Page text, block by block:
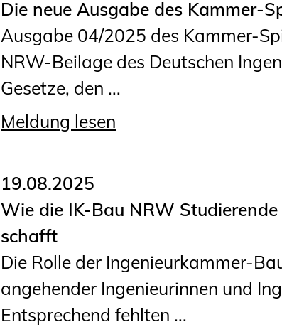
Geschäftsstelle
Mitgliedschaft
Veranstaltungsformate
Unsere Publikationen
Informationen für
Anträge, Anzeigen, Formulare
Fortbildung/Seminare
Informationen für
Ingenieurinnen und Ingenieure
Recht
Die neue Ausgabe des Kammer-
Ausgabe 04/2025 des Kammer-
NRW-Beilage des Deutschen
Gesetze, den ...
Meldung lesen
19.08.2025
Wie die IK-Bau NRW
schafft
Die Rolle der Ingenieurkammer-
angehender Ingenieurinnen und
Entsprechend fehlten ...